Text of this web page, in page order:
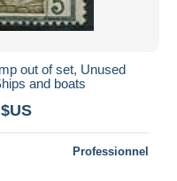
out of set, Unused
and boats
Professionnel